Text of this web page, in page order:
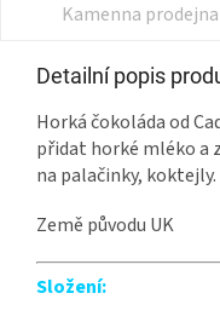
Kamenna prodejna
Detailní popis
Horká čokoláda od
přidat horké mléko a
na palačinky, koktejly.
Země původu UK
Složení: